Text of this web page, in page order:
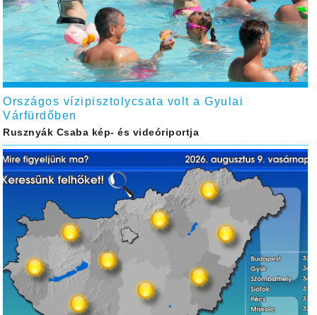
Országos vízipisztolycsata volt a Gyulai
Várfürdőben
Rusznyák Csaba kép- és videóriportja